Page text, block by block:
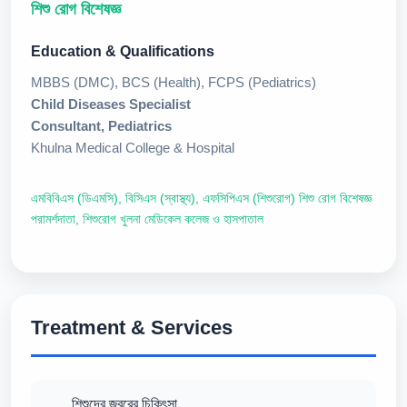
শিশু রোগ বিশেষজ্ঞ
Education & Qualifications
MBBS (DMC), BCS (Health), FCPS (Pediatrics)
Child Diseases Specialist
Consultant, Pediatrics
Khulna Medical College & Hospital
এমবিবিএস (ডিএমসি), বিসিএস (স্বাস্থ্য), এফসিপিএস (শিশুরোগ) শিশু রোগ বিশেষজ্ঞ
পরামর্শদাতা, শিশুরোগ খুলনা মেডিকেল কলেজ ও হাসপাতাল
Treatment & Services
শিশুদের জ্বরের চিকিৎসা